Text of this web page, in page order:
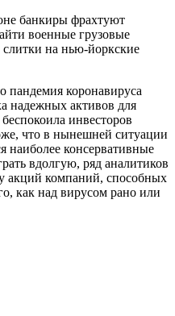
банкиры фрахтуют
военные грузовые
слитки на нью-йоркские
пандемия коронавируса
надежных активов для
инвесторов
что в нынешней ситуации
наиболее консервативные
вдолгую, ряд аналитиков
акций компаний, способных
как над вирусом рано или